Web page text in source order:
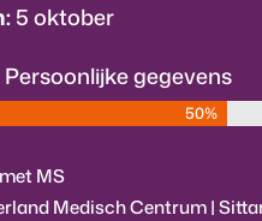
5 oktober
Persoonlijke gegevens
50%
MS
Medisch Centrum |